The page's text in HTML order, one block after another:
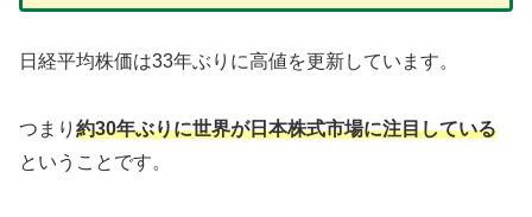
日経平均株価は33年ぶりに高値を更新しています。
つまり 約30年ぶりに世界が日本株式市場に注目している
ということです。